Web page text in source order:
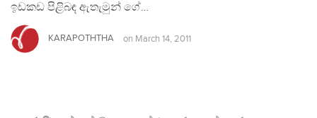
ඉඩකඩ පිළිබඳ ඇතැමුන් ගේ…
KARAPOTHTHA on March 14, 2011